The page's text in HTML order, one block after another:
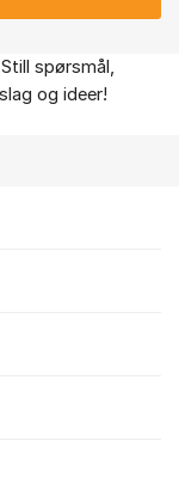
spørsmål,
og ideer!